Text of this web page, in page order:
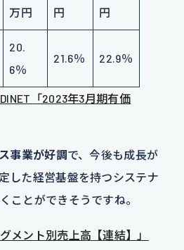
万円 円 円
20.
6％
21.6％ 22.9％
「2023年3月期有価
事業が好調で、今後も成長が
した経営基盤を持つシステナ
ことができそうですね。
メント別売上高【連結】」